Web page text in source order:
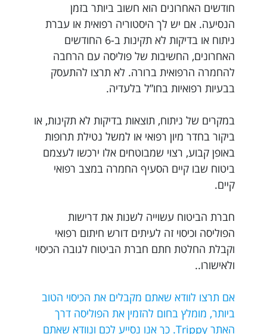
חודשים האחרונים הוא חשוב ביותר בזמן
הנסיעה. אם יש לך היסטוריה רפואית או עברת
ניתוח או בדיקות לא תקינות ב-6 החודשים
האחרונים, החשיבות של פוליסה עם הרחבה
להחמרה הרפואית ברורה. לא תרצו להתעסק
בבעיות רפואיות בחו”ל בלעדיה.
במקרים של ניתוח, תוצאות בדיקות לא תקינות, או
ביקור בחדר מיון רפואי או למשל נטילת תרופות
באופן קבוע, רצוי שמבוטחים אלו ירכשו לעצמם
ביטוח שבו קיים הסעיף החמרה במצב רפואי
קיים.
חברת הביטוח עשוייה לשנות את דרישות
הפוליסה וכיסוי זה לעיתים דורש חיתום רפואי
וקבלת החלטת חתם חברת הביטוח לגובה הכיסוי
ולאישורו..
אם תרצו לוודא שאתם מקבלים את הכיסוי הטוב
ביותר, מומלץ בחום להזמין את הפוליסה דרך
האתר Trippy. כך אנו נסייע לכם ונוודא שאתם